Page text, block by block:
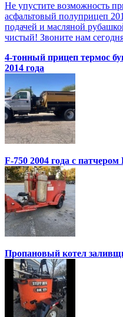
Не упустите возможность
асфальтовый полуприцеп
подачей и масляной
чистый! Звоните нам
4-тонный прицеп термос
2014 года
F-750 2004 года с
Пропановый котел